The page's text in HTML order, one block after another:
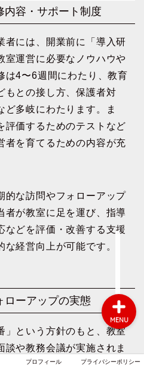
内容・サポート制度
者には、開業前に「導入研
室運営に必要なノウハウや
は4〜6週間にわたり、教育
もとの接し方、保護者対
ど多岐にわたります。ま
評価するためのテストなど
者を育てるための内容が充
的な訪問やフォローアップ
者が教室に足を運び、指導
などを評価・改善する支援
経営向上が可能です。
ローアップの実態
」という方針のもと、教室
や教務会議が実施されま
習進捗、教室内トラブルへ
プロフィール プライバシーポリシー
MENU
ホーム
プロフィール
イバシーポリシー